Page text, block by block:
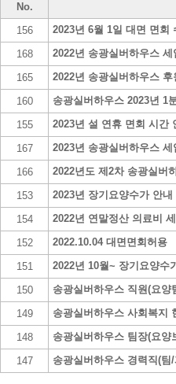
No.
156
2023년 6월 1일 대면 면회
168 2022년 송광실버하우스 세
165 2022년 송광실버하우스
160 송광실버하우스 2023년 1
155 2023년 설 연휴 면회 시간
167 2023년 송광실버하우스 세
166 2022년도 제2차 송광실버
153 2023년 장기요양수가 안내
154 2022년 연말정산 의료비
152 2022.10.04 대면면회허용
151 2022년 10월~ 장기요양수
150 송광실버하우스 직원(요
149 송광실버하우스 사회복지
148 송광실버하우스 팀장(요양
147 송광실버하우스 경력직(